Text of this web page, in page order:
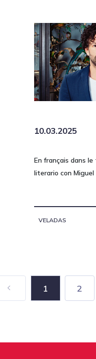
10.03.2025
En français dans
literario con
VELADAS
1 2